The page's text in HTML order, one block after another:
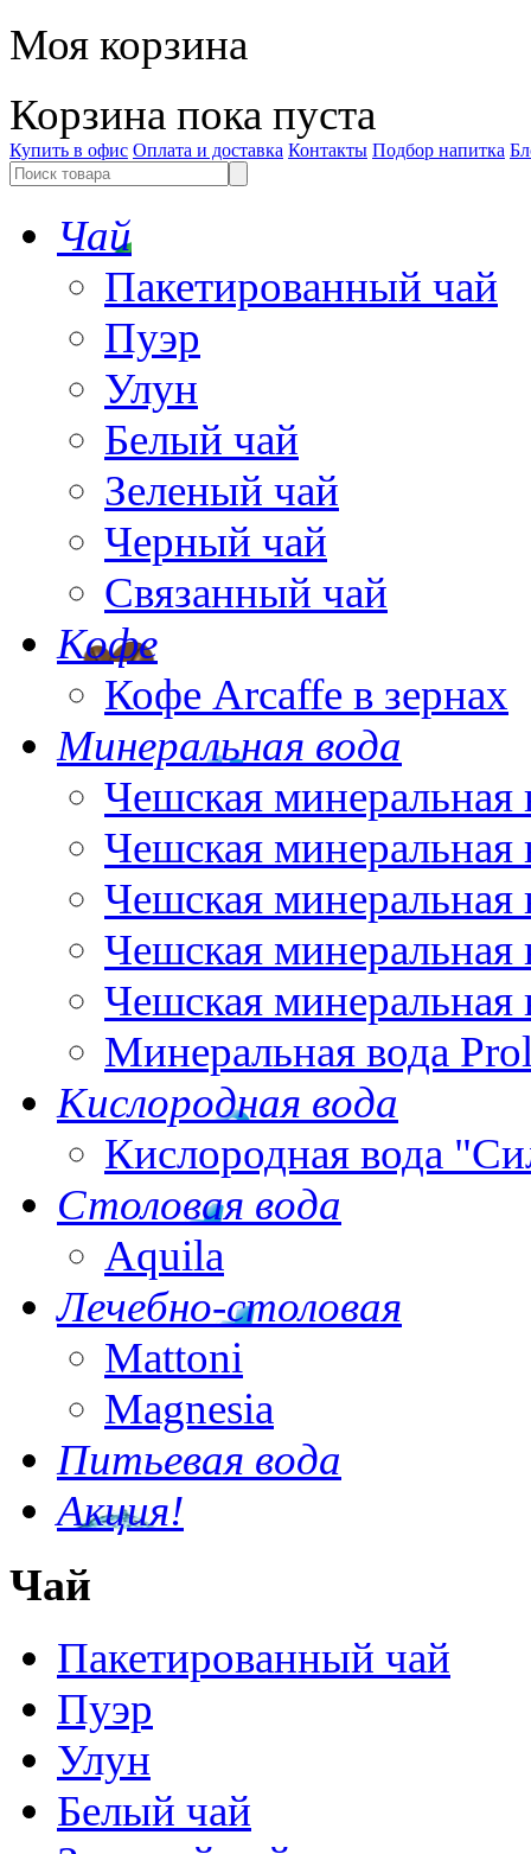
Моя корзина
Корзина пока пуста
Купить в офис Оплата и доставка Контакты Подбор напитка
Чай
Пакетированный чай
Пуэр
Улун
Белый чай
Зеленый чай
Черный чай
Связанный чай
Кофе
Кофе Arcaffe в зернах
Минеральная вода
Чешская минеральная
Чешская минеральная
Чешская минеральная
Чешская минеральная
Чешская минеральная
Минеральная вода
Кислородная вода
Кислородная вода
Столовая вода
Aquila
Лечебно-столовая
Mattoni
Magnesia
Питьевая вода
Акция!
Чай
Пакетированный чай
Пуэр
Улун
Белый чай